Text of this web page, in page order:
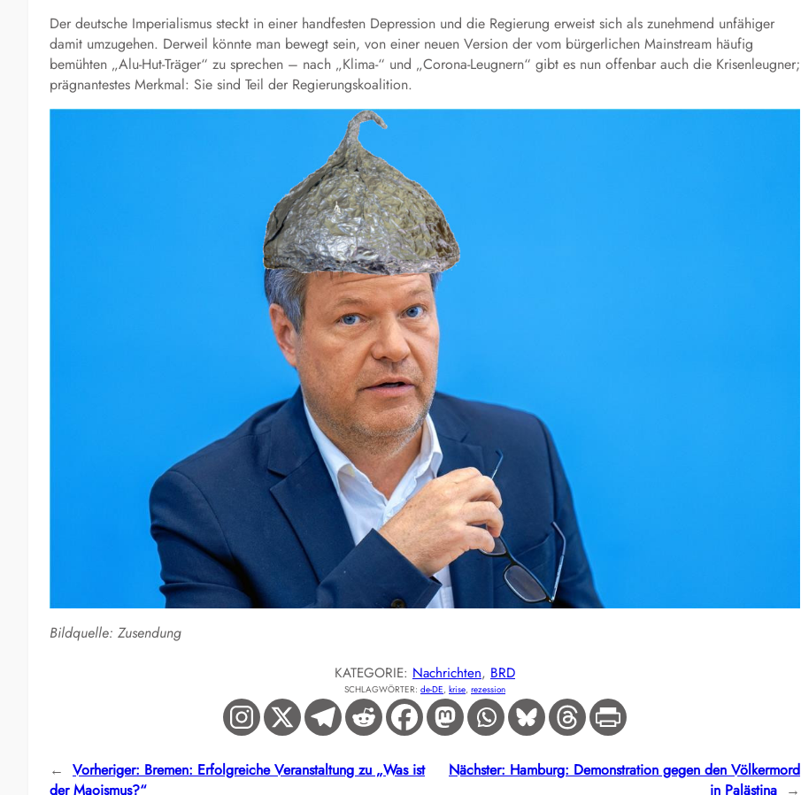
Der deutsche Imperialismus steckt in einer handfesten Depression und die Regierung erweist sich als zunehmend unfähiger
damit umzugehen. Derweil könnte man bewegt sein, von einer neuen Version der vom bürgerlichen Mainstream häufig
bemühten „Alu-Hut-Träger“ zu sprechen – nach „Klima-“ und „Corona-Leugnern“ gibt es nun offenbar auch die Krisenleugner;
prägnantestes Merkmal: Sie sind Teil der Regierungskoalition.
Bildquelle: Zusendung
KATEGORIE: Nachrichten, BRD
SCHLAGWÖRTER: de-DE, krise, rezession
← Vorheriger: Bremen: Erfolgreiche Veranstaltung zu „Was ist
der Maoismus?“
Nächster: Hamburg: Demonstration gegen den Völkermord
in Palästina →